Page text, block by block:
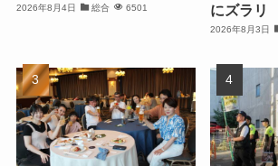
2026年8月4日 総合 6501
にズラリ
2026年8月3日